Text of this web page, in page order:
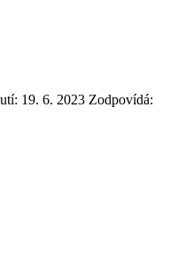
19. 6. 2023 Zodpovídá: